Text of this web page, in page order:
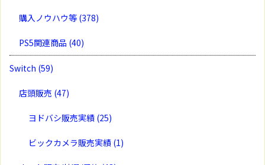
購入ノウハウ等 (378)
PS5関連商品 (40)
Switch (59)
店頭販売 (47)
ヨドバシ販売実績 (25)
ビックカメラ販売実績 (1)